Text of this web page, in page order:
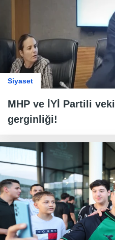
Siyaset
MHP ve İYİ Partili
gerginliği!